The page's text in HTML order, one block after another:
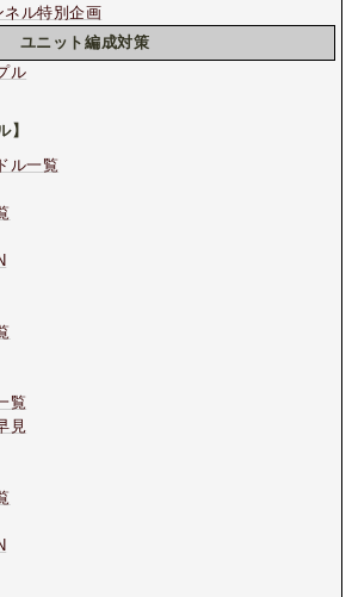
ル特別企画
ユニット編成対策
ル
】
ル一覧
覧
見